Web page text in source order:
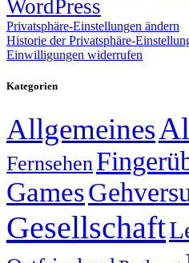
WordPress
Privatsphäre-Einstellungen ändern
Historie der Privatsphäre-
Einwilligungen widerrufen
Kategorien
Allgemeines
Fernsehen
Games
Gesellschaft